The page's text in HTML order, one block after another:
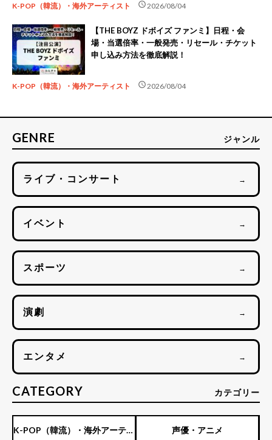
K-POP（韓流）・海外アーティスト schedule2026/08/04
【THE BOYZ ドボイズ ファンミ】日程・会
場・当選倍率・一般発売・リセール・チケット
申し込み方法を徹底解説！
K-POP（韓流）・海外アーティスト schedule2026/08/04
GENRE ジャンル
ライブ・コンサート →
イベント →
スポーツ →
演劇 →
エンタメ →
CATEGORY カテゴリー
K-POP（韓流）・海外アーティ 声優・アニメ